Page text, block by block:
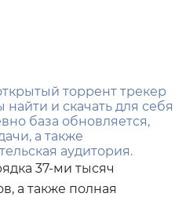
торрент трекер
и скачать для себя
база обновляется,
а также
аудитория.
37-ми тысяч
а также полная